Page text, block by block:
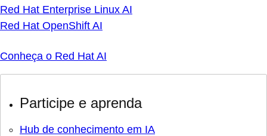
Red Hat Enterprise Linux AI
Red Hat OpenShift AI
Conheça o Red Hat AI
Participe e aprenda
Hub de conhecimento em IA